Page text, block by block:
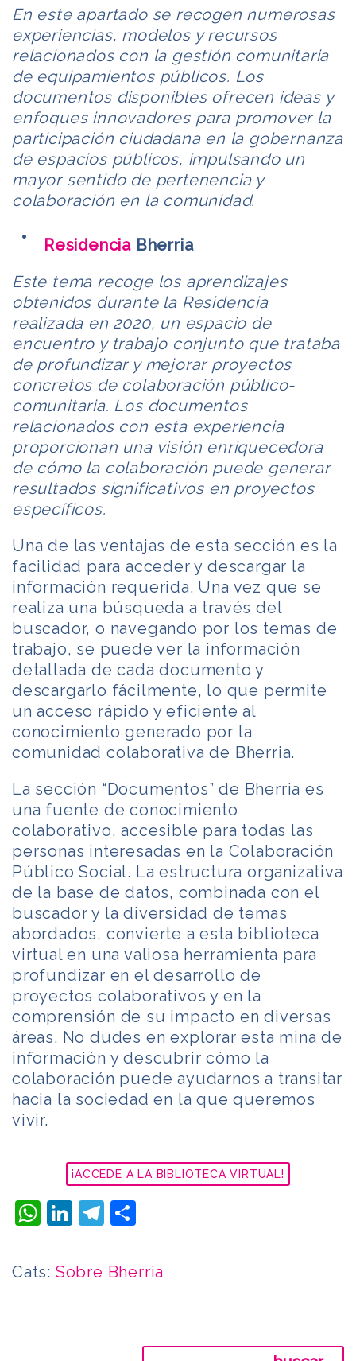
En este apartado se recogen numerosas
experiencias, modelos y recursos
relacionados con la gestión comunitaria
de equipamientos públicos. Los
documentos disponibles ofrecen ideas y
enfoques innovadores para promover la
participación ciudadana en la gobernanza
de espacios públicos, impulsando un
mayor sentido de pertenencia y
colaboración en la comunidad.
Residencia Bherria
Este tema recoge los aprendizajes
obtenidos durante la Residencia
realizada en 2020, un espacio de
encuentro y trabajo conjunto que trataba
de profundizar y mejorar proyectos
concretos de colaboración público-
comunitaria. Los documentos
relacionados con esta experiencia
proporcionan una visión enriquecedora
de cómo la colaboración puede generar
resultados significativos en proyectos
específicos.
Una de las ventajas de esta sección es la
facilidad para acceder y descargar la
información requerida. Una vez que se
realiza una búsqueda a través del
buscador, o navegando por los temas de
trabajo, se puede ver la información
detallada de cada documento y
descargarlo fácilmente, lo que permite
un acceso rápido y eficiente al
conocimiento generado por la
comunidad colaborativa de Bherria.
La sección “Documentos” de Bherria es
una fuente de conocimiento
colaborativo, accesible para todas las
personas interesadas en la Colaboración
Público Social. La estructura organizativa
de la base de datos, combinada con el
buscador y la diversidad de temas
abordados, convierte a esta biblioteca
virtual en una valiosa herramienta para
profundizar en el desarrollo de
proyectos colaborativos y en la
comprensión de su impacto en diversas
áreas. No dudes en explorar esta mina de
información y descubrir cómo la
colaboración puede ayudarnos a transitar
hacia la sociedad en la que queremos
vivir.
¡ACCEDE A LA BIBLIOTECA VIRTUAL!
WhatsApp
LinkedIn
Telegram
Cats: Sobre Bherria